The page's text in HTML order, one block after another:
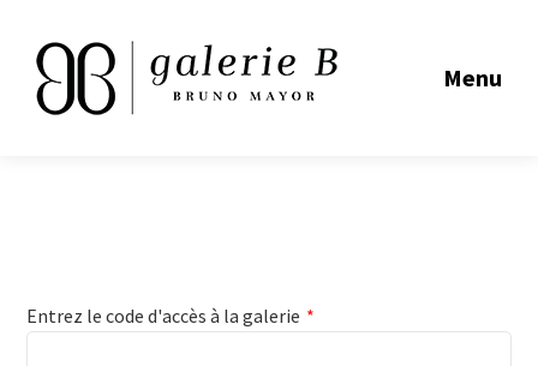
Menu
Entrez le code d'accès à la galerie *